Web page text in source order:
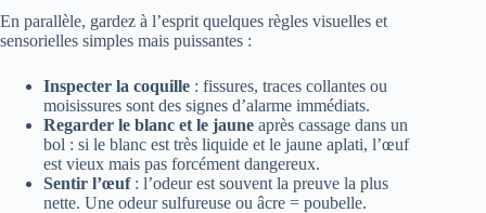
En parallèle, gardez à l’esprit quelques règles visuelles et
sensorielles simples mais puissantes :
Inspecter la coquille : fissures, traces collantes ou
moisissures sont des signes d’alarme immédiats.
Regarder le blanc et le jaune après cassage dans un
bol : si le blanc est très liquide et le jaune aplati, l’œuf
est vieux mais pas forcément dangereux.
Sentir l’œuf: l’odeur est souvent la preuve la plus
nette. Une odeur sulfureuse ou âcre = poubelle.